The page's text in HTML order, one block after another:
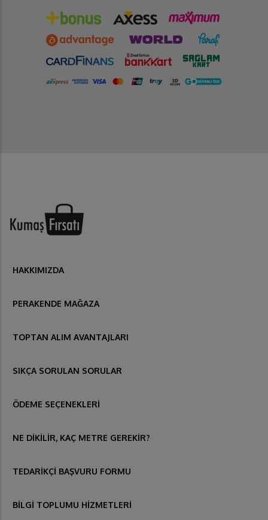
HAKKIMIZDA
PERAKENDE MAĞAZA
TOPTAN ALIM AVANTAJLARI
SIKÇA SORULAN SORULAR
ÖDEME SEÇENEKLERİ
NE DİKİLİR, KAÇ METRE GEREKİR?
TEDARİKÇİ BAŞVURU FORMU
BİLGİ TOPLUMU HİZMETLERİ